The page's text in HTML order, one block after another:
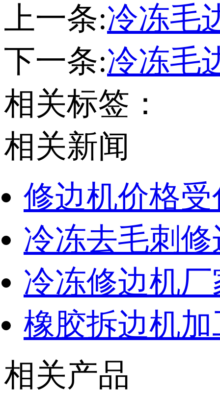
上一条:冷冻毛
下一条:冷冻毛
相关标签：
相关新闻
修边机价格
冷冻去毛刺
冷冻修边机
橡胶拆边机
相关产品